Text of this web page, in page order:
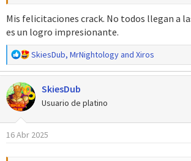
¡Espero que lo disfrutéis mucho!
Saludos y feliz semana santa.
Mis felicitaciones crack. No todos llegan a
es un logro impresionante.
R
e
a
c
c
o
n
SkiesDub, MrNightologyand Xiros
SkiesDub
Usuario de platino
16 Abr 2025